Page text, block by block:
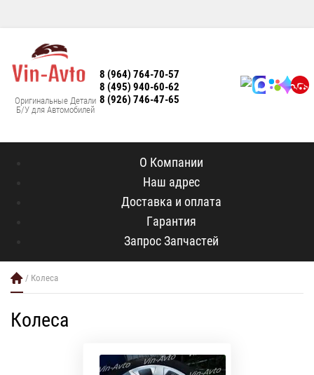
Оригинальные Детали
Б/У для Автомобилей
8 (964) 764-70-57
8 (495) 940-60-62
8 (926) 746-47-65
О Компании
Наш адрес
Доставка и оплата
Гарантия
Запрос Запчастей
/ Колеса
Колеса